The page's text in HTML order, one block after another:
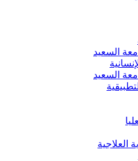
السعيد
السعيد
العلاجية